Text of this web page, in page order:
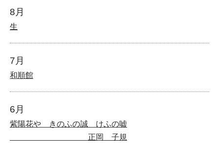
8月
生
7月
和順館
6月
紫陽花や きのふの誠 けふの嘘
正岡 子規